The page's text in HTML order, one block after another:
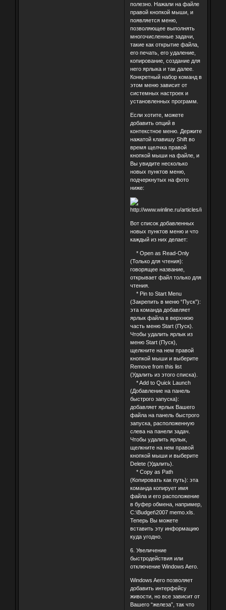
полезно. Нажали на файле
правой кнопкой мыши, и
появляется меню,
позволяющее выполнять
многочисленные задачи,
такие как открытие файла,
его печать, его удаление,
копирование, создание для
него ярлыка и так далее.
Конкретный набор команд в
этом меню зависит от
системных настроек и
установленных программ.
Если хотите, можете
добавить опций в
контекстное меню. Держите
нажатой клавишу Shift во
время щелчка правой
кнопкой мыши на файле, и
Вы увидите несколько
новых пунктов меню,
подчеркнутых на фото
ниже:
Вот список добавленных
новых пунктов меню и что
каждый из них делает:
* Open as Read-Only
(Только для чтения):
говорящее название,
открывает файл только для
чтения.
* Pin to Start Menu
(Закрепить в меню “Пуск”):
эта команда добавляет
ярлык файла в верхнюю
часть меню Start (Пуск).
Чтобы удалить ярлык из
меню Start (Пуск),
щелкните на нем правой
кнопкой мыши и выберите
Remove from this list
(Удалить из этого списка).
* Add to Quick Launch
(Добавление на панель
быстрого запуска):
добавляет ярлык Вашего
файла на панель быстрого
запуска, расположенную
слева на панели задач.
Чтобы удалить ярлык,
щелкните на нем правой
кнопкой мыши и выберите
Delete (Удалить).
* Copy as Path
(Копировать как путь): эта
команда копирует имя
файла и его расположение
в буфер обмена, например,
C:\Budget\2007 memo.xls.
Теперь Вы можете
вставить эту информацию
куда угодно.
6. Увеличение
быстродействия или
отключение Windows Aero.
Windows Aero позволяет
добавить интерфейсу
живости, но все зависит от
Вашего “железа”, так что